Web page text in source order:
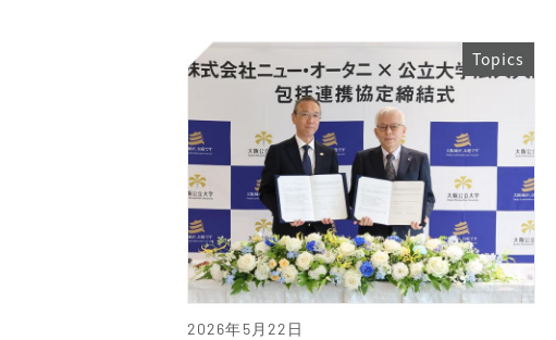
2026年5月22日
Topics